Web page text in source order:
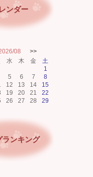
ンダー
08 >>
水 木 金
土
1
5 6 7
8
12 13 14
15
19 20 21
22
26 27 28
29
ランキング